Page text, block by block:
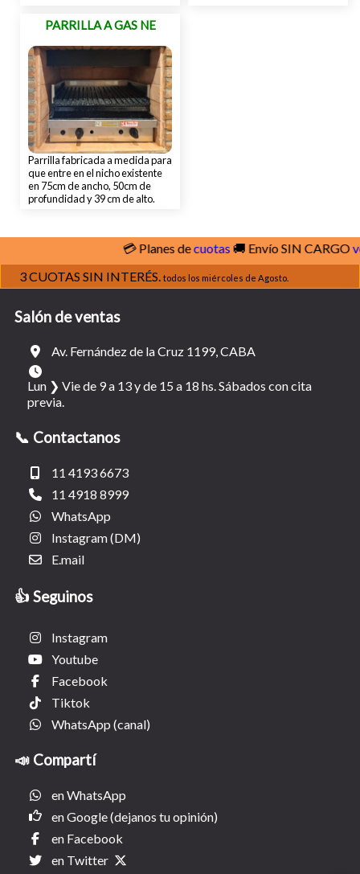
PARRILLA A GAS NE
Parrilla fabricada a medida para
que entre en el nicho existente
en 75cm de ancho, 50cm de
profundidad y 39 cm de alto.
💳 Planes decuotas🚚 Envío SIN CARGOver
3 CUOTAS SIN INTERÉS. todos los miércoles de Agosto.
Salón de ventas
Av. Fernández de la Cruz 1199, CABA
Lun ❯ Vie de 9 a 13 y de 15 a 18 hs. Sábados con cita
previa.
📞 Contactanos
11 4193 6673
11 4918 8999
WhatsApp
Instagram (DM)
E.mail
👍 Seguinos
Instagram
Youtube
Facebook
Tiktok
WhatsApp (canal)
📣 Compartí
en WhatsApp
en Google (dejanos tu opinión)
en Facebook
en Twitter